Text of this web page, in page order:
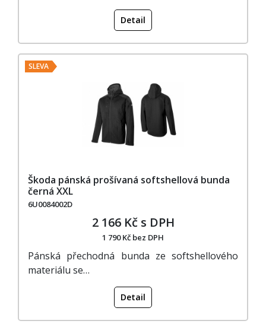
Detail
SLEVA
Škoda pánská prošívaná softshellová bunda
černá XXL
6U0084002D
2 166 Kč s DPH
1 790 Kč bez DPH
Pánská přechodná bunda ze softshellového
materiálu se…
Detail